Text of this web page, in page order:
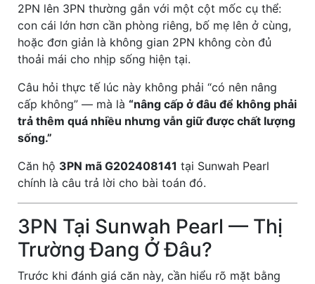
2PN lên 3PN thường gắn với một cột mốc cụ thể:
con cái lớn hơn cần phòng riêng, bố mẹ lên ở cùng,
hoặc đơn giản là không gian 2PN không còn đủ
thoải mái cho nhịp sống hiện tại.
Câu hỏi thực tế lúc này không phải “có nên nâng
cấp không” — mà là “nâng cấp ở đâu để không phải
trả thêm quá nhiều nhưng vẫn giữ được chất lượng
sống.”
Căn hộ 3PN mã G202408141 tại Sunwah Pearl
chính là câu trả lời cho bài toán đó.
3PN Tại Sunwah Pearl — Thị
Trường Đang Ở Đâu?
Trước khi đánh giá căn này, cần hiểu rõ mặt bằng